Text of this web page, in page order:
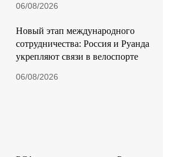
06/08/2026
Новый этап международного
сотрудничества: Россия и Руанда
укрепляют связи в велоспорте
06/08/2026